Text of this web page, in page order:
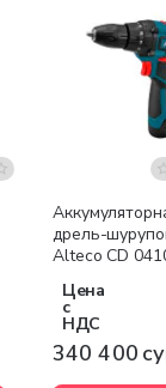
дрель-
Alteco CD
Цена
с
НДС
340 400